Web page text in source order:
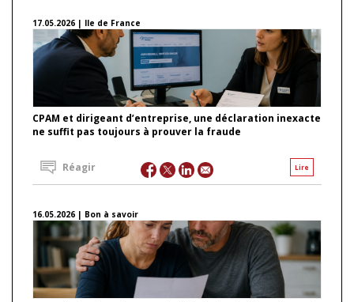
17.05.2026 | Ile de France
CPAM et dirigeant d’entreprise, une déclaration inexacte
ne suffit pas toujours à prouver la fraude
Lire
Réagir
16.05.2026 | Bon à savoir